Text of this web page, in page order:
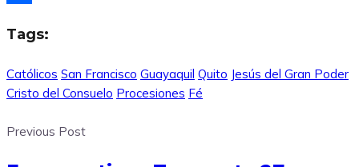
Tags:
Católicos San Francisco Guayaquil Quito Jesús del Gran Poder
Cristo del Consuelo Procesiones Fé
Previous Post